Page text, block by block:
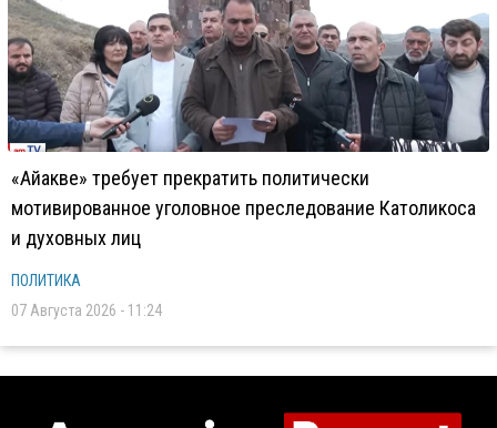
«Айакве» требует прекратить политически
мотивированное уголовное преследование Католикоса
и духовных лиц
ПОЛИТИКА
07 Августа 2026 - 11:24